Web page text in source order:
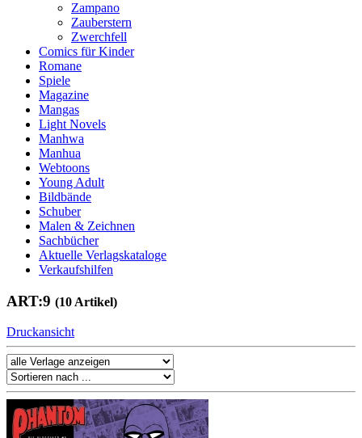
Zampano
Zauberstern
Zwerchfell
Comics für Kinder
Romane
Spiele
Magazine
Mangas
Light Novels
Manhwa
Manhua
Webtoons
Young Adult
Bildbände
Schuber
Malen & Zeichnen
Sachbücher
Aktuelle Verlagskataloge
Verkaufshilfen
ART:9 (10 Artikel)
Druckansicht